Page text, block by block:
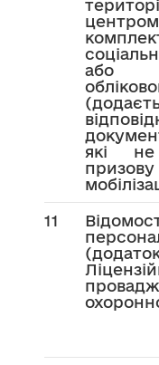
центром
або
які не
11